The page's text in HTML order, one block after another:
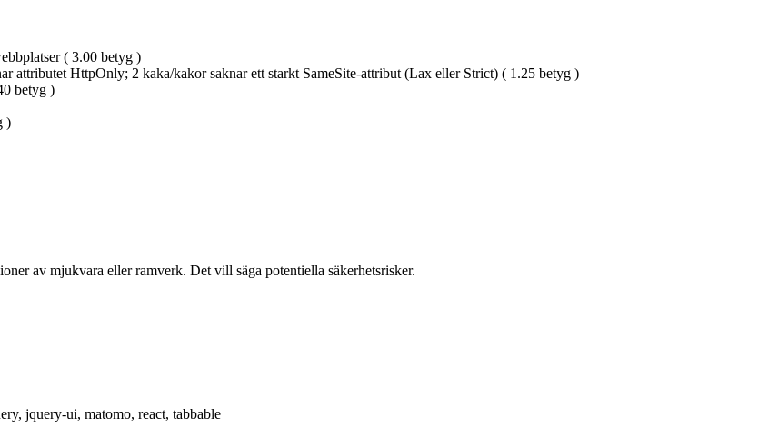
( 3.00 betyg )
attributet HttpOnly; 2 kaka/kakor saknar ett starkt SameSite-attribut (Lax eller Strict) ( 1.25 betyg )
betyg )
)
av mjukvara eller ramverk. Det vill säga potentiella säkerhetsrisker.
jquery-ui, matomo, react, tabbable